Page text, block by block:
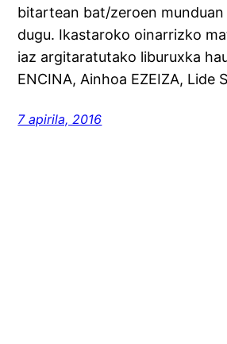
bitartean bat/zeroen munduan
dugu. Ikastaroko oinarrizko
iaz argitaratutako liburuxka
ENCINA, Ainhoa EZEIZA, Lide
7 apirila, 2016